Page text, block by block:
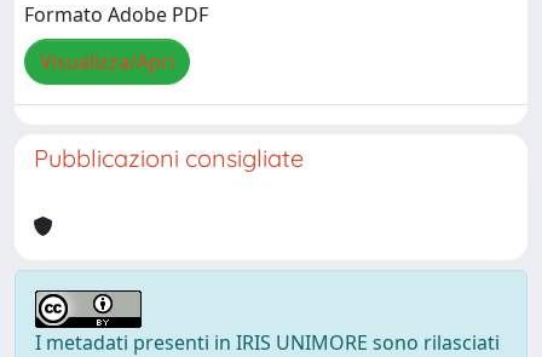
Formato Adobe PDF
Visualizza/Apri
Pubblicazioni consigliate
I metadati presenti in IRIS UNIMORE sono rilasciati